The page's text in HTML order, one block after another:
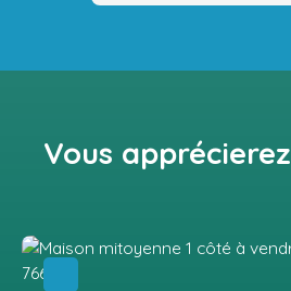
Vous apprécierez